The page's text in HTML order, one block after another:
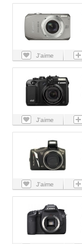
J'aime
J'aime
J'aime